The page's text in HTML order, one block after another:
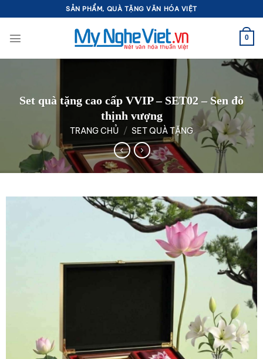
qua
nội
SẢN PHẨM, QUÀ TẶNG VĂN HÓA VIỆT
0
Set quà tặng cao cấp VVIP – SET02 – Sen đỏ
thịnh vượng
TRANG CHỦ / SET QUÀ TẶNG